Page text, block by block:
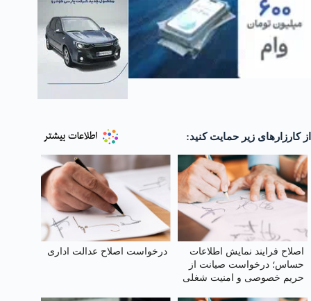
از کارزارهای زیر حمایت کنید:
اصلاح فرایند نمایش اطلاعات
حساس؛ درخواست صیانت از
حریم خصوصی و امنیت شغلی
درخواست اصلاح عدالت اداری